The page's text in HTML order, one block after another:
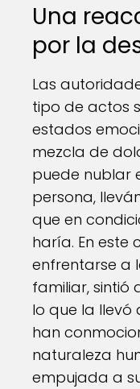
Una
por la
Las
tipo de actos
estados
mezcla de
puede nublar
persona,
que en
haría. En este
enfrentarse a
familiar, sintió
lo que la llevó
han
naturaleza
empujada a